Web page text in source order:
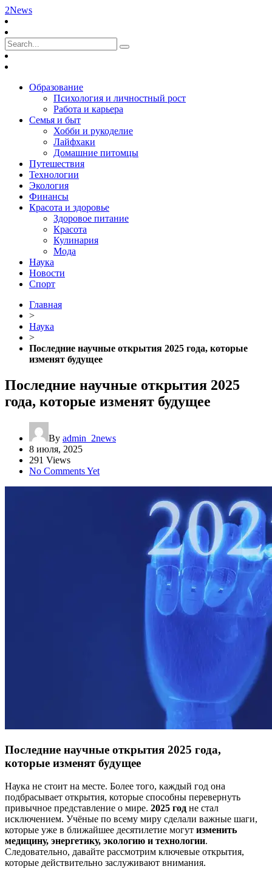
2News
Образование
Психология и личностный рост
Работа и карьера
Семья и быт
Хобби и рукоделие
Лайфхаки
Домашние питомцы
Путешествия
Технологии
Экология
Финансы
Красота и здоровье
Здоровое питание
Красота
Кулинария
Мода
Наука
Новости
Спорт
Главная
>
Наука
>
Последние научные открытия 2025 года, которые
изменят будущее
Последние научные открытия 2025
года, которые изменят будущее
By admin_2news
8 июля, 2025
291 Views
No Comments Yet
Последние научные открытия 2025 года,
которые изменят будущее
Наука не стоит на месте. Более того, каждый год она
подбрасывает открытия, которые способны перевернуть
привычное представление о мире. 2025 год не стал
исключением. Учёные по всему миру сделали важные шаги,
которые уже в ближайшее десятилетие могут изменить
медицину, энергетику, экологию и технологии.
Следовательно, давайте рассмотрим ключевые открытия,
которые действительно заслуживают внимания.